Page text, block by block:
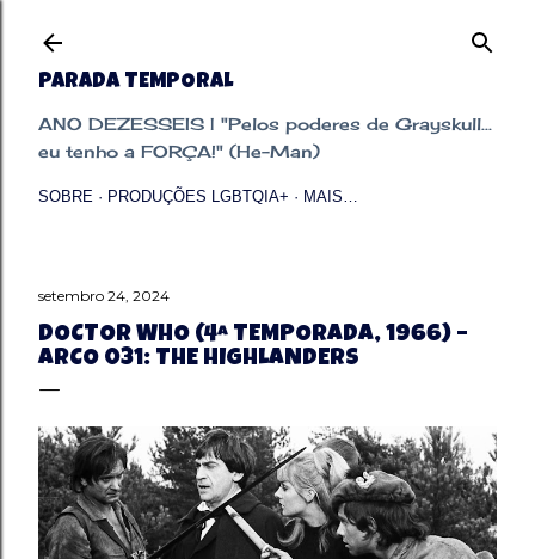
PARADA TEMPORAL
ANO DEZESSEIS | "Pelos poderes de Grayskull...
eu tenho a FORÇA!" (He-Man)
SOBRE PRODUÇÕES LGBTQIA+ MAIS…
setembro 24, 2024
DOCTOR WHO (4ª TEMPORADA, 1966) –
ARCO 031: THE HIGHLANDERS